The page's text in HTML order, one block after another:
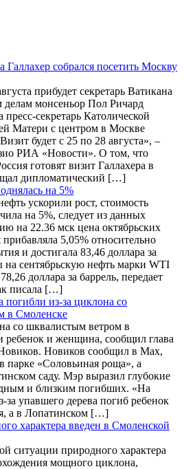
Галлахер собрался посетить Москву
прибудет секретарь Ватикана
монсеньор Пол Ричард
секретарь Католической
Матери с центром в Москве
будет с 25 по 28 августа», –
РИА «Новости». О том, что
готовят визит Галлахера в
дипломатический […]
на 5%
ускорили рост, стоимость
на 5%, следует из данных
на 22.36 мск цена октябрьских
5,05% относительно
и достигала 83,46 доллара за
на сентябрьскую нефть марки WTI
доллара за баррель, передает
писала […]
из-за циклона со
в Смоленске
со шквалистым ветром в
ребенок и женщина, сообщил глава
Новиков сообщил в Мах,
парке «Соловьиная роща», а
саду. Мэр выразил глубокие
и близким погибших. «На
за упавшего дерева погиб ребенок
а в Лопатинском […]
характера введен в Смоленской
ситуации природного характера
мощного циклона,